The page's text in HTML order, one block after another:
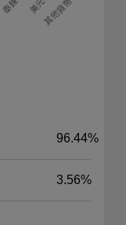
泰銖 美元其他貨幣
96.44%
3.56%